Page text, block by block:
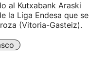
al Kutxabank Araski
la Liga Endesa que se
(Vitoria-Gasteiz).